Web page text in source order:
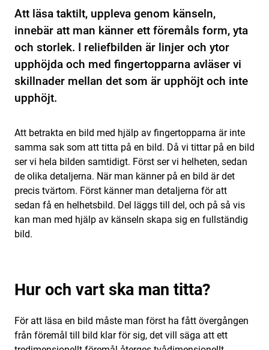
Att läsa taktilt, uppleva genom känseln,
innebär att man känner ett föremåls form, yta
och storlek. I reliefbilden är linjer och ytor
upphöjda och med fingertopparna avläser vi
skillnader mellan det som är upphöjt och inte
upphöjt.
Att betrakta en bild med hjälp av ﬁngertopparna är inte
samma sak som att titta på en bild. Då vi tittar på en bild
ser vi hela bilden samtidigt. Först ser vi helheten, sedan
de olika detaljerna. När man känner på en bild är det
precis tvärtom. Först känner man detaljerna för att
sedan få en helhetsbild. Del läggs till del, och på så vis
kan man med hjälp av känseln skapa sig en fullständig
bild.
Hur och vart ska man titta?
För att läsa en bild måste man först ha fått övergången
från föremål till bild klar för sig, det vill säga att ett